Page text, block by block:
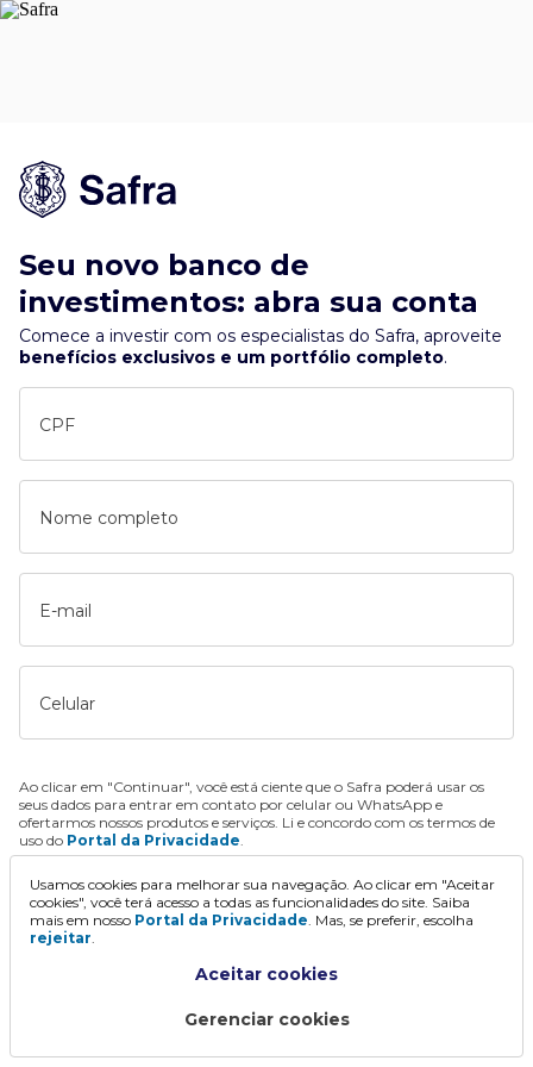
Seu novo banco de
investimentos: abra sua conta
Comece a investir com os especialistas do Safra, aproveite
benefícios exclusivos e um portfólio completo.
CPF
Nome completo
E-mail
Celular
Ao clicar em "Continuar", você está ciente que o Safra poderá usar os
seus dados para entrar em contato por celular ou WhatsApp e
ofertarmos nossos produtos e serviços. Li e concordo com os termos de
uso do Portal da Privacidade.
Continuar
Usamos cookies para melhorar sua navegação. Ao clicar em "Aceitar
cookies", você terá acesso a todas as funcionalidades do site. Saiba
mais em nosso Portal da Privacidade. Mas, se preferir, escolha
rejeitar.
Aceitar cookies
Gerenciar cookies